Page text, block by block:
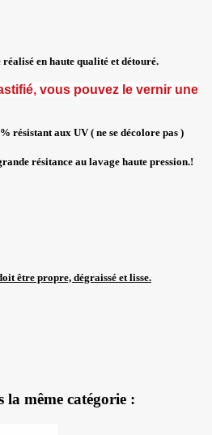
réalisé en haute qualité et détouré.
vous pouvez le vernir une
résistant aux UV ( ne se décolore pas )
résitance au lavage haute pression.!
être propre, dégraissé et lisse.
même catégorie :